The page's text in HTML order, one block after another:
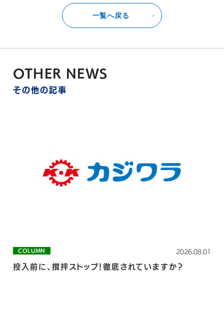
一覧へ戻る
OTHER NEWS
その他の記事
COLUMN 2026.08.01
投入前に、撹拌ストップ！徹底されていますか？